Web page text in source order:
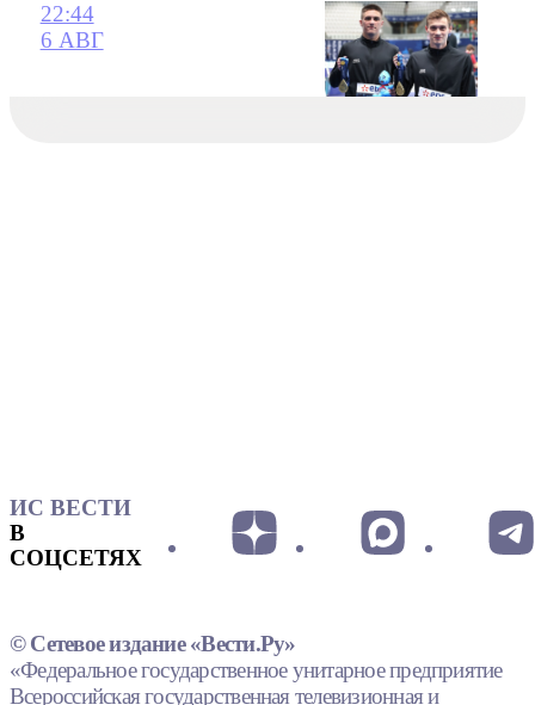
22:44
6 АВГ
ИС ВЕСТИ
В
СОЦСЕТЯХ
© Сетевое издание «Вести.Ру»
«Федеральное государственное унитарное предприятие
Всероссийская государственная телевизионная и